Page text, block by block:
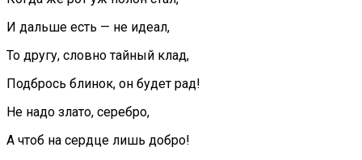
И дальше есть — не идеал,
То другу, словно тайный клад,
Подбрось блинок, он будет рад!
Не надо злато, серебро,
А чтоб на сердце лишь добро!